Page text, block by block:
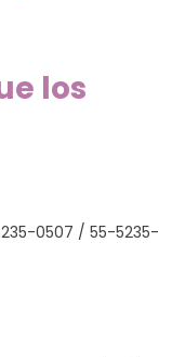
los
0507 / 55-5235-